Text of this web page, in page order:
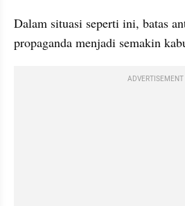
Dalam situasi seperti ini, batas
propaganda menjadi semakin
ADVERTISEMENT